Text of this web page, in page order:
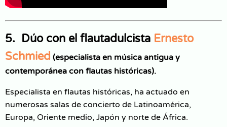
5. Dúo con el flautadulcista Ernesto
Schmied (especialista en música antigua y
contemporánea con flautas históricas).
Especialista en flautas históricas, ha actuado en
numerosas salas de concierto de Latinoamérica,
Europa, Oriente medio, Japón y norte de África.